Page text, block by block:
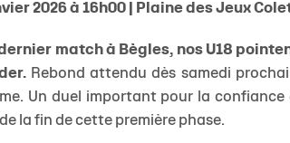
2026 à 16h00 | Plaine des Jeux
dernier match à Bègles, nos U18
Rebond attendu dès samedi
Un duel important pour la
la fin de cette première phase.